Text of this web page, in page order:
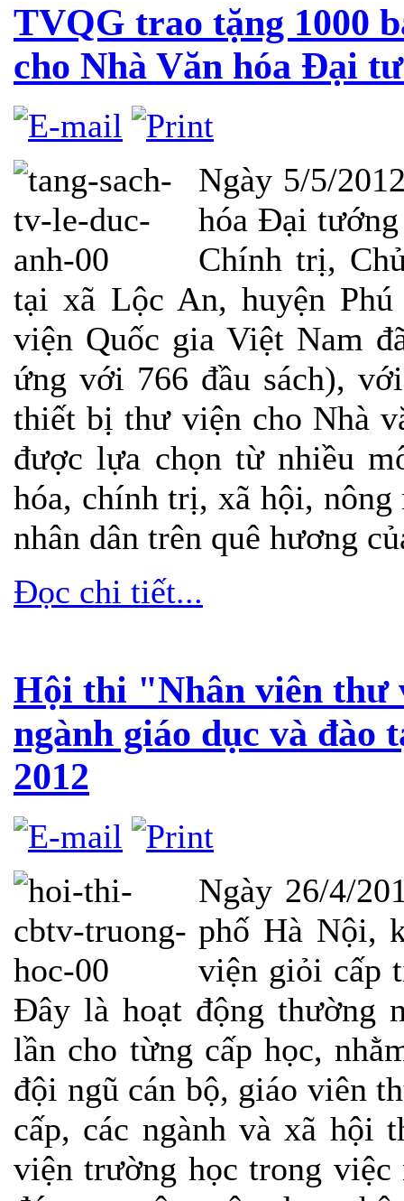
TVQG trao tặng 1000
cho Nhà Văn hóa Đại
Ngày 5/5/
hóa Đại
Chính trị,
tại xã Lộc An, huyện
viện Quốc gia Việt Nam
ứng với 766 đầu sách),
thiết bị thư viện cho Nhà
được lựa chọn từ nhiều
hóa, chính trị, xã hội,
nhân dân trên quê hương
Đọc chi tiết...
Hội thi "Nhân viên thư
ngành giáo dục và đào
2012
Ngày 26/4/
phố Hà Nội,
viện giỏi cấp
Đây là hoạt động thường
lần cho từng cấp học,
đội ngũ cán bộ, giáo viên
cấp, các ngành và xã hội
viện trường học trong